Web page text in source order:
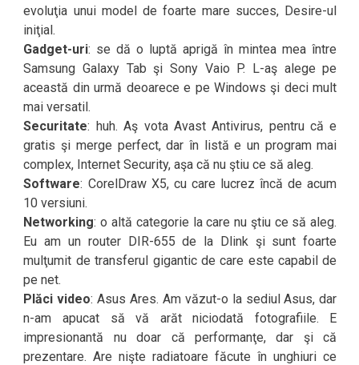
evoluţia unui model de foarte mare succes, Desire-ul
iniţial.
Gadget-uri: se dă o luptă aprigă în mintea mea între
Samsung Galaxy Tab şi Sony Vaio P. L-aş alege pe
această din urmă deoarece e pe Windows şi deci mult
mai versatil.
Securitate: huh. Aş vota Avast Antivirus, pentru că e
gratis şi merge perfect, dar în listă e un program mai
complex, Internet Security, aşa că nu ştiu ce să aleg.
Software: CorelDraw X5, cu care lucrez încă de acum
10 versiuni.
Networking: o altă categorie la care nu ştiu ce să aleg.
Eu am un router DIR-655 de la Dlink şi sunt foarte
mulţumit de transferul gigantic de care este capabil de
pe net.
Plăci video: Asus Ares. Am văzut-o la sediul Asus, dar
n-am apucat să vă arăt niciodată fotografiile. E
impresionantă nu doar că performanţe, dar şi că
prezentare. Are nişte radiatoare făcute în unghiuri ce